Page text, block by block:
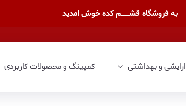
به فروشگاه قشــــــــم کده خوش امدید
ارایشی و بهداشتی کمپینگ و محصولات کاربردی